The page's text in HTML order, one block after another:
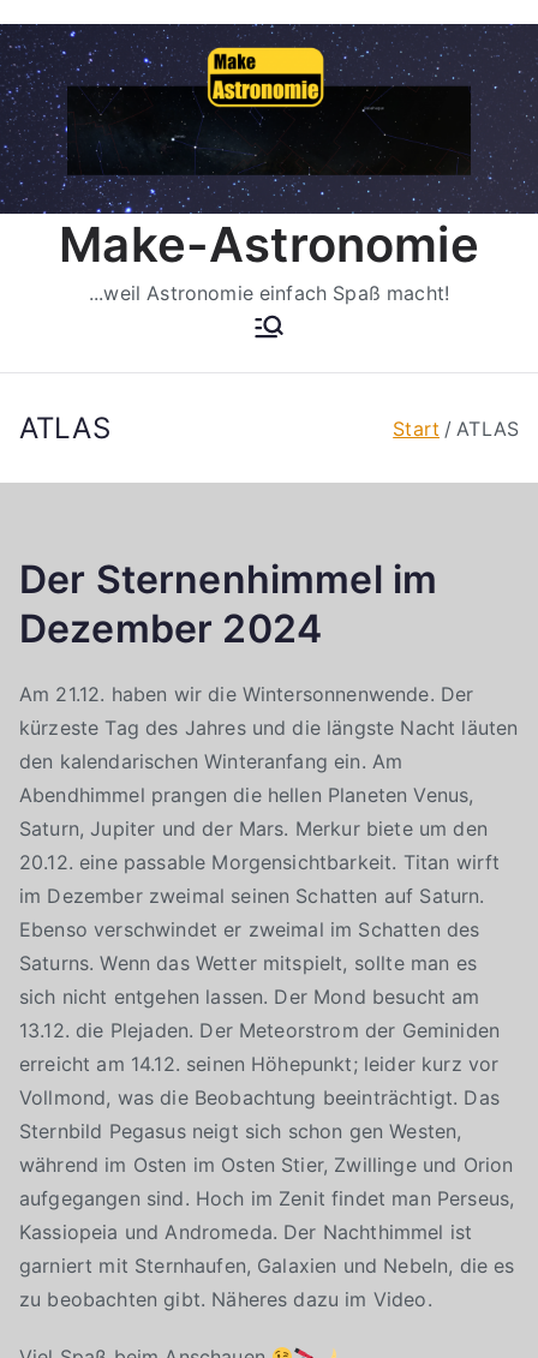
Inhalt
springen
Make-Astronomie
...weil Astronomie einfach Spaß macht!
ATLAS Start ATLAS
Der Sternenhimmel im
Dezember 2024
Am 21.12. haben wir die Wintersonnenwende. Der
kürzeste Tag des Jahres und die längste Nacht läuten
den kalendarischen Winteranfang ein. Am
Abendhimmel prangen die hellen Planeten Venus,
Saturn, Jupiter und der Mars. Merkur biete um den
20.12. eine passable Morgensichtbarkeit. Titan wirft
im Dezember zweimal seinen Schatten auf Saturn.
Ebenso verschwindet er zweimal im Schatten des
Saturns. Wenn das Wetter mitspielt, sollte man es
sich nicht entgehen lassen. Der Mond besucht am
13.12. die Plejaden. Der Meteorstrom der Geminiden
erreicht am 14.12. seinen Höhepunkt; leider kurz vor
Vollmond, was die Beobachtung beeinträchtigt. Das
Sternbild Pegasus neigt sich schon gen Westen,
während im Osten im Osten Stier, Zwillinge und Orion
aufgegangen sind. Hoch im Zenit findet man Perseus,
Kassiopeia und Andromeda. Der Nachthimmel ist
garniert mit Sternhaufen, Galaxien und Nebeln, die es
zu beobachten gibt. Näheres dazu im Video.